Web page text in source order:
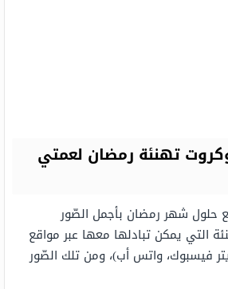
تهنئة رمضان لعمتي
حلول شهر رمضان بأجمل الصّور
التي يمكن تبادلها معها عبر مواقع
فيسبوك، واتس أب)، ومن تلك الصّور